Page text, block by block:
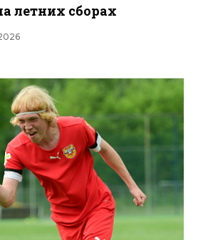
летних сборах